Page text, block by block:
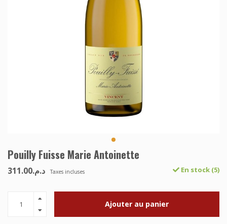
Pouilly Fuisse Marie Antoinette
د.م.311.00 Taxes incluses En stock (5)
Ajouter au panier